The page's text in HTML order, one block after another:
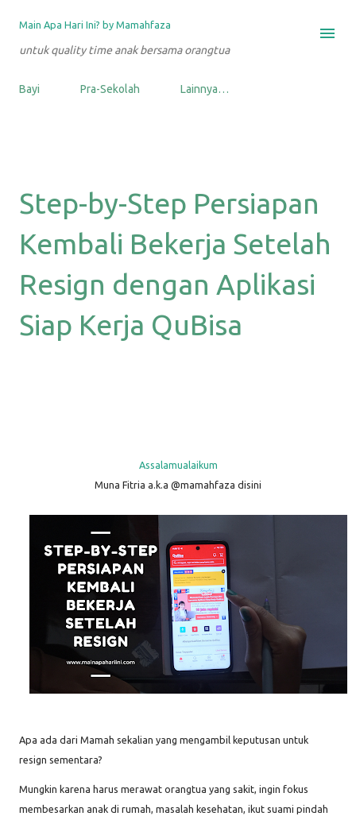
Langsung ke konten utama
Main Apa Hari Ini? by Mamahfaza
untuk quality time anak bersama orangtua
Bayi Pra-Sekolah Lainnya…
Step-by-Step Persiapan
Kembali Bekerja Setelah
Resign dengan Aplikasi
Siap Kerja QuBisa
Assalamualaikum
Muna Fitria a.k.a @mamahfaza disini
Apa ada dari Mamah sekalian yang mengambil keputusan untuk
resign sementara?
Mungkin karena harus merawat orangtua yang sakit, ingin fokus
membesarkan anak di rumah, masalah kesehatan, ikut suami pindah